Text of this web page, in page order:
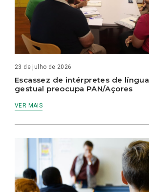
23 de julho de 2026
Escassez de intérpretes de língua
gestual preocupa PAN/Açores
VER MAIS